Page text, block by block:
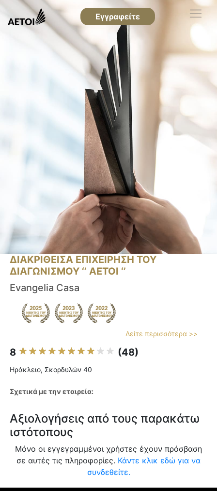
Εγγραφείτε
ΔΙΑΚΡΙΘΕΙΣΑ ΕΠΙΧΕΙΡΗΣΗ ΤΟΥ
ΔΙΑΓΩΝΙΣΜΟΥ ‘’ ΑΕΤΟΙ ‘’
Evangelia Casa
Δείτε περισσότερα >>
8 (48)
Ηράκλειο, Σκορδυλών 40
Σχετικά με την εταιρεία:
Αξιολογήσεις από τους παρακάτω
ιστότοπους
Μόνο οι εγγεγραμμένοι χρήστες έχουν πρόσβαση
σε αυτές τις πληροφορίες. Κάντε κλικ εδώ για να
συνδεθείτε.